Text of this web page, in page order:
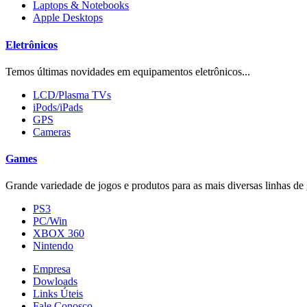
Laptops & Notebooks
Apple Desktops
Eletrônicos
Temos últimas novidades em equipamentos eletrônicos...
LCD/Plasma TVs
iPods/iPads
GPS
Cameras
Games
Grande variedade de jogos e produtos para as mais diversas linhas de
PS3
PC/Win
XBOX 360
Nintendo
Empresa
Dowloads
Links Úteis